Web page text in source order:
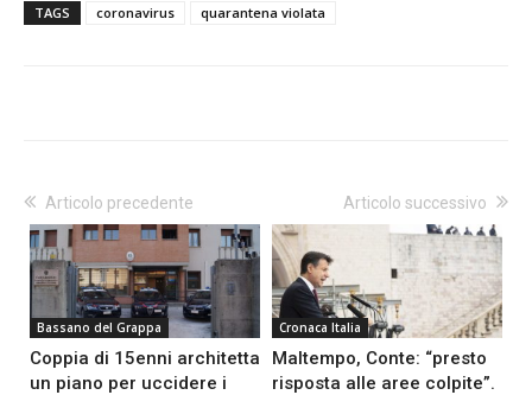
TAGS coronavirus quarantena violata
Articolo precedente
Bassano del Grappa
Coppia di 15enni architetta
un piano per uccidere i
Articolo successivo
Cronaca Italia
Maltempo, Conte: “presto
risposta alle aree colpite”.